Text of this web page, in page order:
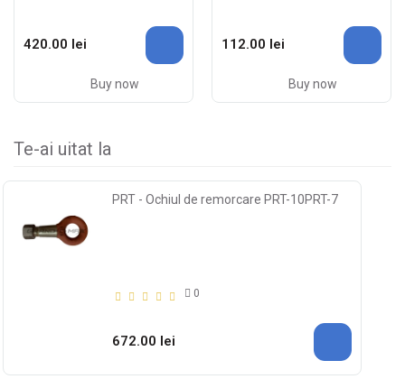
420.00 lei
Buy now
112.00 lei
Buy now
Te-ai uitat la
PRT - Ochiul de remorcare PRT-10PRT-7
0
672.00 lei